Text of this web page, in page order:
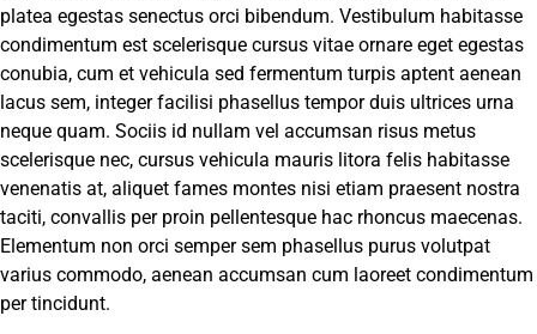
platea egestas senectus orci bibendum. Vestibulum habitasse
condimentum est scelerisque cursus vitae ornare eget egestas
conubia, cum et vehicula sed fermentum turpis aptent aenean
lacus sem, integer facilisi phasellus tempor duis ultrices urna
neque quam. Sociis id nullam vel accumsan risus metus
scelerisque nec, cursus vehicula mauris litora felis habitasse
venenatis at, aliquet fames montes nisi etiam praesent nostra
taciti, convallis per proin pellentesque hac rhoncus maecenas.
Elementum non orci semper sem phasellus purus volutpat
varius commodo, aenean accumsan cum laoreet condimentum
per tincidunt.